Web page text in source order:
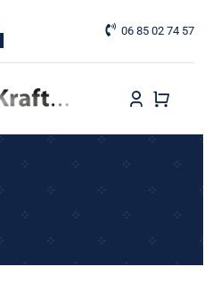
06 85 02 74 57